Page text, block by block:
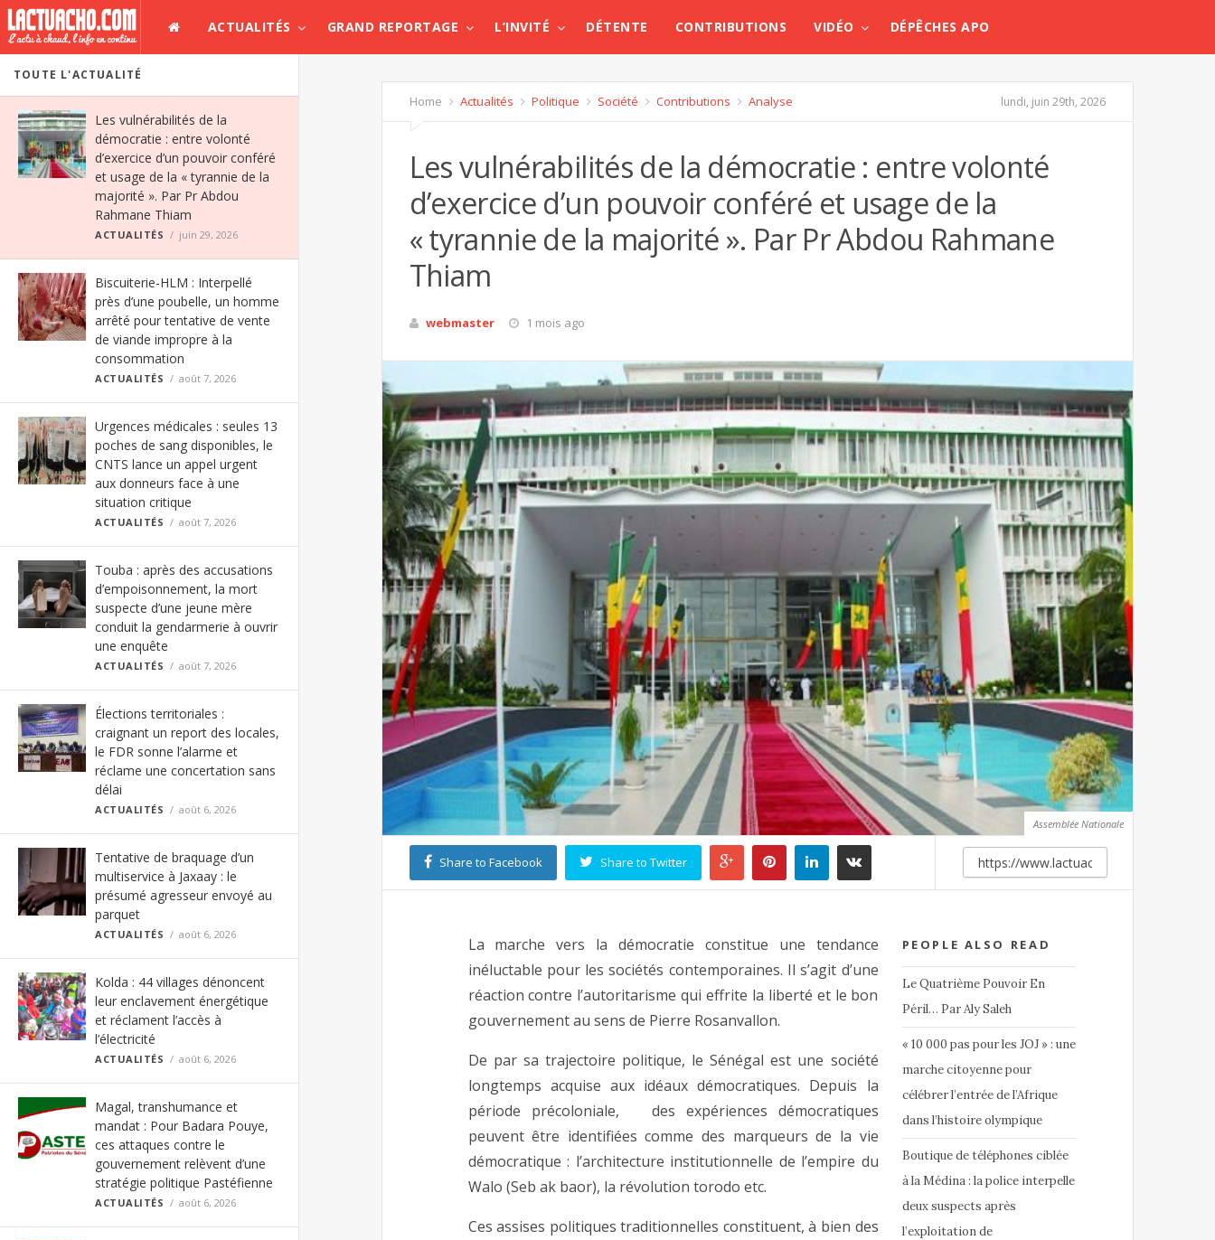
ACTUALITÉS GRAND REPORTAGE L’INVITÉ DÉTENTE CONTRIBUTIONS VIDÉO DÉPÊCHES APO
TOUTE L'ACTUALITÉ
Les vulnérabilités de la
démocratie : entre volonté
d’exercice d’un pouvoir conféré
et usage de la « tyrannie de la
majorité ». Par Pr Abdou
Rahmane Thiam
ACTUALITÉS juin 29, 2026
Biscuiterie-HLM : Interpellé
près d’une poubelle, un homme
arrêté pour tentative de vente
de viande impropre à la
consommation
ACTUALITÉS août 7, 2026
Urgences médicales : seules 13
poches de sang disponibles, le
CNTS lance un appel urgent
aux donneurs face à une
situation critique
ACTUALITÉS août 7, 2026
Touba : après des accusations
d’empoisonnement, la mort
suspecte d’une jeune mère
conduit la gendarmerie à ouvrir
une enquête
ACTUALITÉS août 7, 2026
Élections territoriales :
craignant un report des locales,
le FDR sonne l’alarme et
réclame une concertation sans
délai
ACTUALITÉS août 6, 2026
Tentative de braquage d’un
multiservice à Jaxaay : le
présumé agresseur envoyé au
parquet
ACTUALITÉS août 6, 2026
Kolda : 44 villages dénoncent
leur enclavement énergétique
et réclament l’accès à
l’électricité
ACTUALITÉS août 6, 2026
Magal, transhumance et
mandat : Pour Badara Pouye,
ces attaques contre le
gouvernement relèvent d’une
stratégie politique Pastéfienne
ACTUALITÉS août 6, 2026
Home Actualités Politique Société Contributions Analyse lundi, juin 29th, 2026
Les vulnérabilités de la démocratie : entre volonté
d’exercice d’un pouvoir conféré et usage de la
« tyrannie de la majorité ». Par Pr Abdou Rahmane
Thiam
webmaster 1 mois ago
Assemblée Nationale
Share to Facebook Share to Twitter
PEOPLE ALSO READ
Le Quatrième Pouvoir En
Péril… Par Aly Saleh
« 10 000 pas pour les JOJ » : une
marche citoyenne pour
célébrer l’entrée de l’Afrique
dans l’histoire olympique
Boutique de téléphones ciblée
à la Médina : la police interpelle
deux suspects après
l’exploitation de
La marche vers la démocratie constitue une tendance
inéluctable pour les sociétés contemporaines. Il s’agit d’une
réaction contre l’autoritarisme qui effrite la liberté et le bon
gouvernement au sens de Pierre Rosanvallon.
De par sa trajectoire politique, le Sénégal est une société
longtemps acquise aux idéaux démocratiques. Depuis la
période précoloniale, des expériences démocratiques
peuvent être identifiées comme des marqueurs de la vie
démocratique : l’architecture institutionnelle de l’empire du
Walo (Seb ak baor), la révolution torodo etc.
Ces assises politiques traditionnelles constituent, à bien des